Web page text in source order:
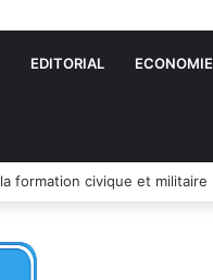
EDITORIAL ECONOMIE